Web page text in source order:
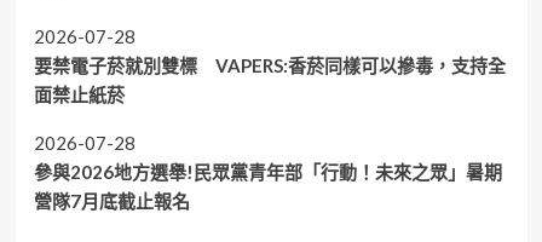
2026-07-28
要禁電子菸就別雙標 VAPERS:香菸同樣可以摻毒，支持全
面禁止紙菸
2026-07-28
參與2026地方選舉!民眾黨青年部「行動！未來之眾」暑期
營隊7月底截止報名